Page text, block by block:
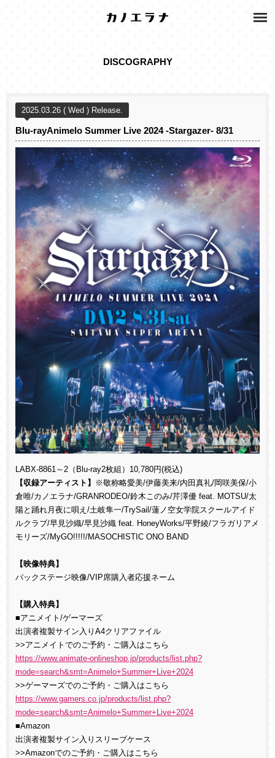
DISCOGRAPHY
2025.03.26 ( Wed ) Release.
Blu-rayAnimelo Summer Live 2024 -Stargazer- 8/31
LABX-8861～2（Blu-ray2枚組）10,780円(税込)
【収録アーティスト】
※敬称略愛美/伊藤美来/内田真礼/岡咲美保/小
倉唯/カノエラナ/GRANRODEO/鈴木このみ/芹澤優 feat. MOTSU/太
陽と踊れ月夜に唄え/土岐隼一/TrySail/蓮ノ空女学院スクールアイド
ルクラブ/早見沙織/早見沙織 feat. HoneyWorks/平野綾/フラガリアメ
モリーズ/MyGO!!!!!/MASOCHISTIC ONO BAND
【映像特典】
バックステージ映像/VIP席購入者応援ネーム
【購入特典】
■アニメイト/ゲーマーズ
出演者複製サイン入りA4クリアファイル
>>アニメイトでのご予約・ご購入はこちら
https://www.animate-onlineshop.jp/products/list.php?
mode=search&smt=Animelo+Summer+Live+2024
>>ゲーマーズでのご予約・ご購入はこちら
https://www.gamers.co.jp/products/list.php?
mode=search&smt=Animelo+Summer+Live+2024
■Amazon
出演者複製サイン入りスリーブケース
>>Amazonでのご予約・ご購入はこちら